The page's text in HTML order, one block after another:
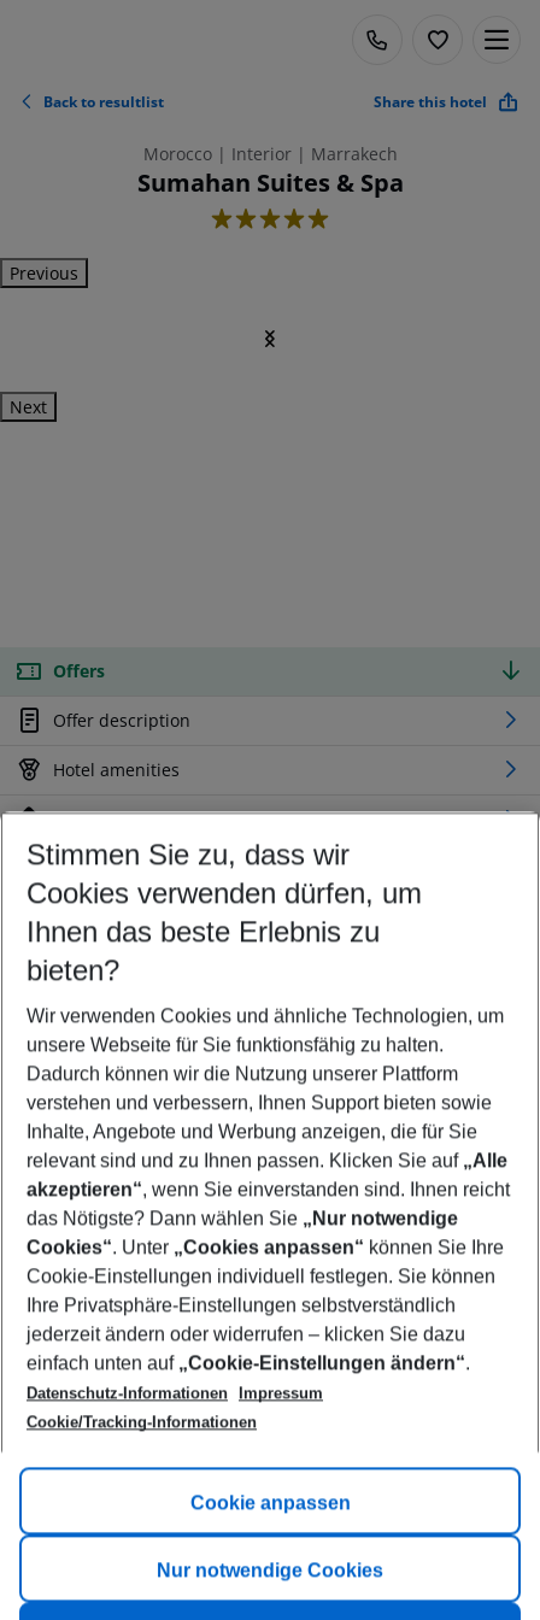
Back to resultlist Share this hotel
Morocco | Interior | Marrakech
Sumahan Suites & Spa
5
Previous
Next
Offers
Offer description
Hotel amenities
Location
Customize your offer
Find the perfect deal which suits your best
Your departure airport
Any airport
Select your date range
11/08/26–09/08/27 5-8 nights
Who will travel
2 adults No children
Show more filter
Footer
Footer navigation
Title A
Link A
Stimmen Sie zu, dass wir
Cookies verwenden dürfen, um
Ihnen das beste Erlebnis zu
bieten?
Wir verwenden Cookies und ähnliche Technologien, um
unsere Webseite für Sie funktionsfähig zu halten.
Dadurch können wir die Nutzung unserer Plattform
verstehen und verbessern, Ihnen Support bieten sowie
Inhalte, Angebote und Werbung anzeigen, die für Sie
relevant sind und zu Ihnen passen. Klicken Sie auf „Alle
akzeptieren“, wenn Sie einverstanden sind. Ihnen reicht
das Nötigste? Dann wählen Sie „Nur notwendige
Cookies“. Unter „Cookies anpassen“ können Sie Ihre
Cookie-Einstellungen individuell festlegen. Sie können
Ihre Privatsphäre-Einstellungen selbstverständlich
jederzeit ändern oder widerrufen – klicken Sie dazu
einfach unten auf „Cookie-Einstellungen ändern“.
Datenschutz-Informationen
Impressum
Cookie/Tracking-Informationen
Cookie anpassen
Nur notwendige Cookies